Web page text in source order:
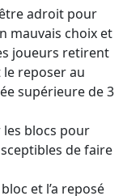
adroit pour
mauvais choix et
joueurs retirent
reposer au
supérieure de 3
blocs pour
de faire
et l’a reposé